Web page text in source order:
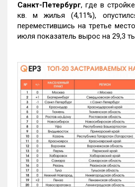
Санкт-Петербург, где в
кв. м жилья (4,11%),
переместившись на третье
июля показатель вырос на 29,3